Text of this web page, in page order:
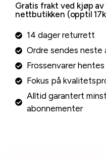
Gratis frakt ved kjøp
nettbutikken (opptil
14 dager returrett
Ordre sendes neste
Frossenvarer
Fokus på
Alltid garantert
abonnementer